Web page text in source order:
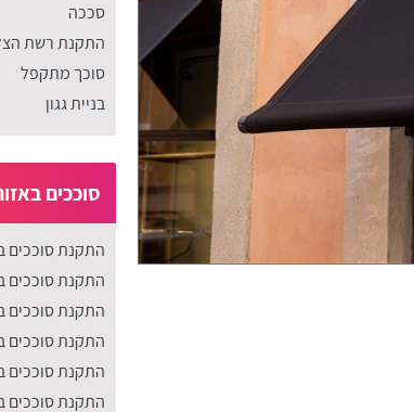
סככה
התקנת רשת
סוכך מתקפל
בניית גגון
סוככים
התקנת סוככים
התקנת סוככים
התקנת סוככים
התקנת סוככים
התקנת סוככים
התקנת סוככים